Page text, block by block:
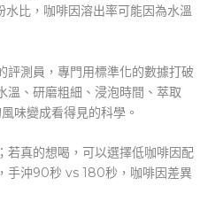
比，咖啡因溶出率可能因為水溫
測員，專門用標準化的數據打破
、研磨粗細、浸泡時間、萃取
味變成看得見的科學。
若真的想喝，可以選擇低咖啡因配
手沖90秒 vs 180秒，咖啡因差異